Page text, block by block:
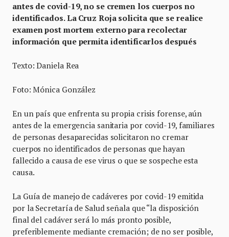
antes de covid-19, no se cremen los cuerpos no
identificados. La Cruz Roja solicita que se realice
examen post mortem externo para recolectar
información que permita identificarlos después
Texto: Daniela Rea
Foto: Mónica González
En un país que enfrenta su propia crisis forense, aún
antes de la emergencia sanitaria por covid-19, familiares
de personas desaparecidas solicitaron no cremar
cuerpos no identificados de personas que hayan
fallecido a causa de ese virus o que se sospeche esta
causa.
La Guía de manejo de cadáveres por covid-19 emitida
por la Secretaría de Salud señala que “la disposición
final del cadáver será lo más pronto posible,
preferiblemente mediante cremación; de no ser posible,